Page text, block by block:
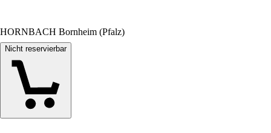
HORNBACH Bornheim (Pfalz)
Nicht reservierbar